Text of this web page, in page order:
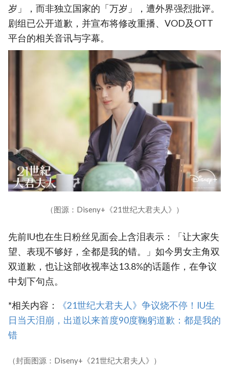
岁」，而非独立国家的「万岁」，遭外界强烈批评。
剧组已公开道歉，并宣布将修改重播、VOD及OTT
平台的相关音讯与字幕。
（图源：Diseny+《21世纪大君夫人》）
先前IU也在生日粉丝见面会上含泪表示：「让大家失
望、表现不够好，全都是我的错。」如今男女主角双
双道歉，也让这部收视率达13.8%的话题作，在争议
中划下句点。
*相关内容：
《21世纪大君夫人》争议烧不停！IU生
日当天泪崩，出道以来首度90度鞠躬道歉：都是我的
错
（封面图源：Diseny+《21世纪大君夫人》）